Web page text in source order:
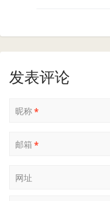
发表评论
昵称*
邮箱 *
网址